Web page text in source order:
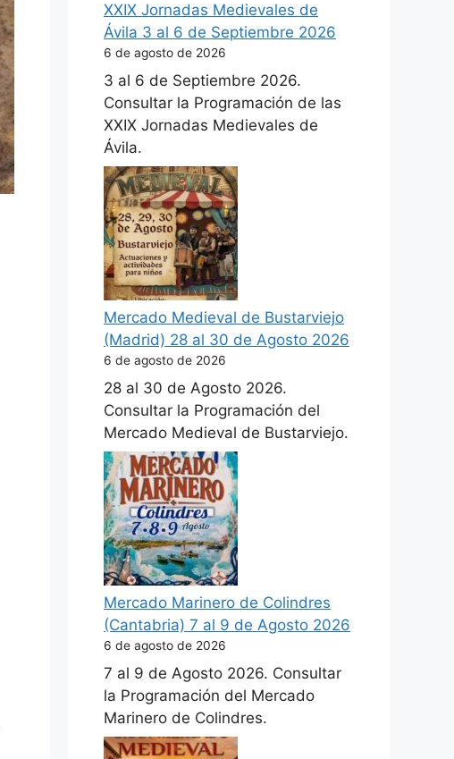
XXIX Jornadas Medievales de
Ávila 3 al 6 de Septiembre 2026
6 de agosto de 2026
3 al 6 de Septiembre 2026.
Consultar la Programación de las
XXIX Jornadas Medievales de
Ávila.
Mercado Medieval de Bustarviejo
(Madrid) 28 al 30 de Agosto 2026
6 de agosto de 2026
28 al 30 de Agosto 2026.
Consultar la Programación del
Mercado Medieval de Bustarviejo.
Mercado Marinero de Colindres
(Cantabria) 7 al 9 de Agosto 2026
6 de agosto de 2026
7 al 9 de Agosto 2026. Consultar
la Programación del Mercado
Marinero de Colindres.